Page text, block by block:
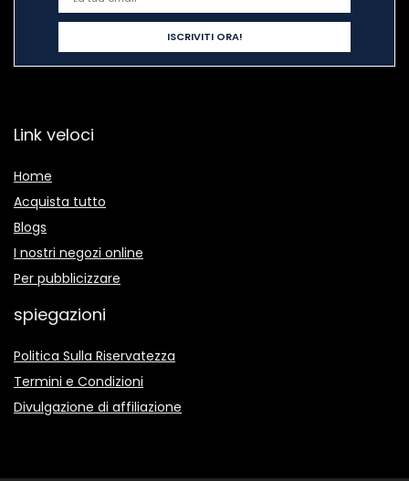
Link veloci
Home
Acquista tutto
Blogs
I nostri negozi online
Per pubblicizzare
spiegazioni
Politica Sulla Riservatezza
Termini e Condizioni
Divulgazione di affiliazione